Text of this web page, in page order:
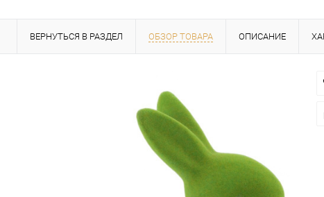
ВЕРНУТЬСЯ В РАЗДЕЛ ОБЗОР ТОВАРА ОПИСАНИЕ